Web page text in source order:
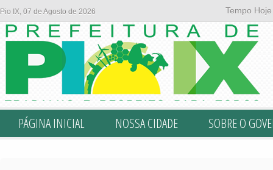
Pio IX, 07 de Agosto de 2026 Tempo
PÁGINA INICIAL NOSSA CIDADE SOBRE O